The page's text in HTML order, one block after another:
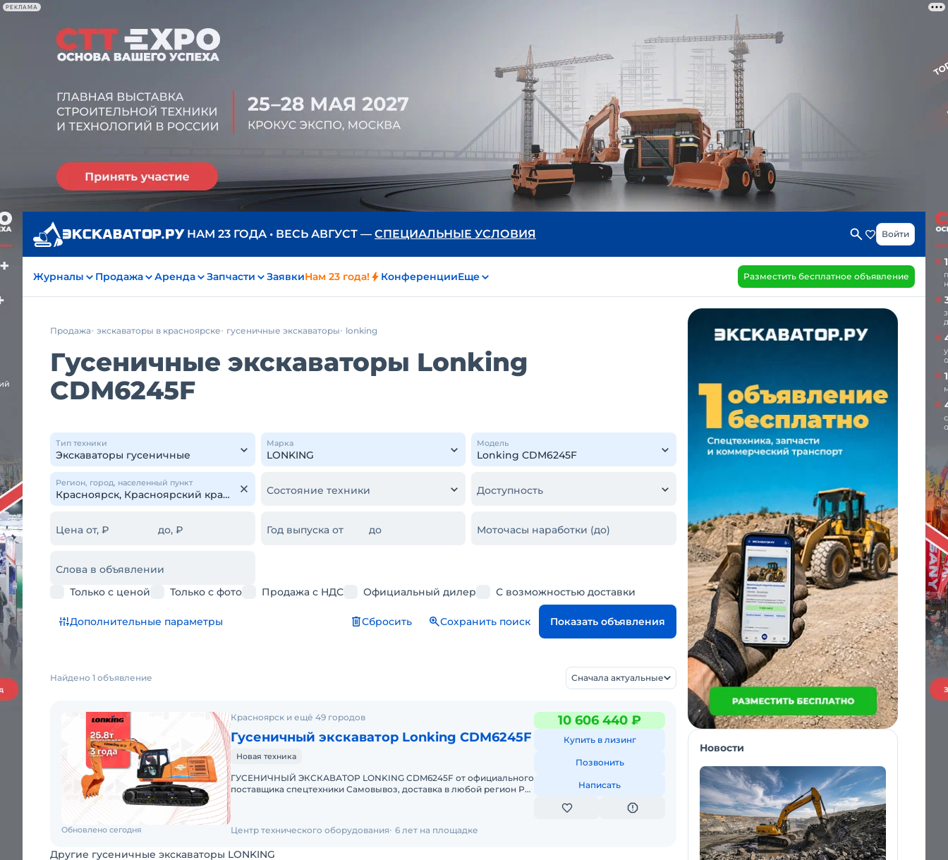
РЕКЛАМА
НАМ 23 ГОДА • ВЕСЬ АВГУСТ — СПЕЦИАЛЬНЫЕ УСЛОВИЯ Войти
Журналы Продажа Аренда Запчасти ЗаявкиНам 23 года! КонференцииЕще Разместить бесплатное объявление
Продажа экскаваторы в красноярске гусеничные экскаваторы lonking
Гусеничные экскаваторы Lonking
CDM6245F
Тип техники Марка Модель
Регион, город, населенный пункт
Состояние техники Доступность
Цена от, ₽ до, ₽ Год выпуска от до Моточасы наработки (до)
Слова в объявлении
Только с ценой
Только с фото Продажа с НДС Официальный дилер С возможностью доставки
Дополнительные параметры Сбросить Сохранить поиск Показать объявления
Найдено 1 объявление Сначала актуальные
Красноярск и ещё 49 городов
Гусеничный экскаватор Lonking CDM6245F
Новая техника
ГУСЕНИЧНЫЙ ЭКСКАВАТОР LONKING CDM6245F от официального
поставщика спецтехники Самовывоз, доставка в любой регион РФ
10 606 440 ₽
Купить в лизинг
Позвонить
Написать
Обновлено сегодня Центр технического оборудования 6 лет на площадке
Другие гусеничные экскаваторы LONKING
Новости